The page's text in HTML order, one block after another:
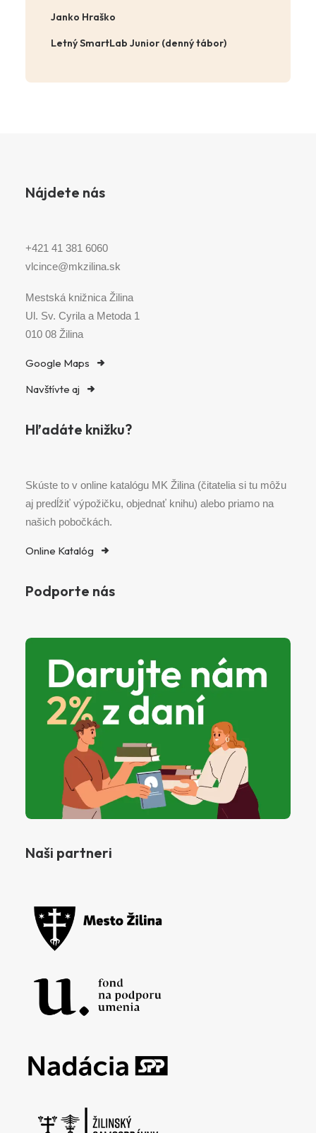
Janko Hraško
Letný SmartLab Junior (denný tábor)
Nájdete nás
+421 41 381 6060
vlcince@mkzilina.sk
Mestská knižnica Žilina
Ul. Sv. Cyrila a Metoda 1
010 08 Žilina
Google Maps
Navštívte aj
Hľadáte knižku?
Skúste to v online katalógu MK Žilina (čitatelia si tu môžu
aj predĺžiť výpožičku, objednať knihu) alebo priamo na
našich pobočkách.
Online Katalóg
Podporte nás
Naši partneri